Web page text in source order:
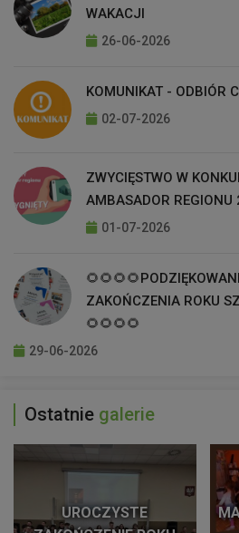
WAKACJI
26-06-2026
KOMUNIKAT - ODBIÓR
02-07-2026
ZWYCIĘSTWO W
AMBASADOR REGIONU
01-07-2026
ZAKOŃCZENIA ROKU
🌻🌻🌻🌻
29-06-2026
Ostatnie galerie
UROCZYSTE